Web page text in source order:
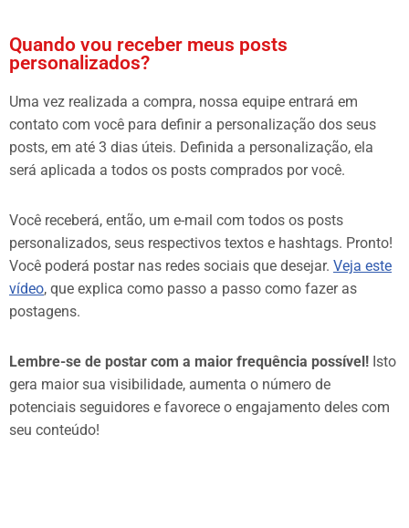
Quando vou receber meus posts
personalizados?
Uma vez realizada a compra, nossa equipe entrará em
contato com você para definir a personalização dos seus
posts, em até 3 dias úteis. Definida a personalização, ela
será aplicada a todos os posts comprados por você.
Você receberá, então, um e-mail com todos os posts
personalizados, seus respectivos textos e hashtags. Pronto!
Você poderá postar nas redes sociais que desejar. Veja este
vídeo, que explica como passo a passo como fazer as
postagens.
Lembre-se de postar com a maior frequência possível! Isto
gera maior sua visibilidade, aumenta o número de
potenciais seguidores e favorece o engajamento deles com
seu conteúdo!